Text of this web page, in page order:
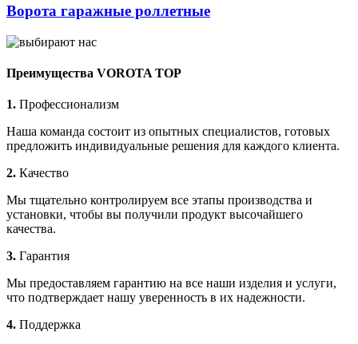
Ворота гаражные роллетные
Преимущества VOROTA TOP
1. Профессионализм
Наша команда состоит из опытных специалистов, готовых
предложить индивидуальные решения для каждого клиента.
2. Качество
Мы тщательно контролируем все этапы производства и
установки, чтобы вы получили продукт высочайшего
качества.
3. Гарантия
Мы предоставляем гарантию на все наши изделия и услуги,
что подтверждает нашу уверенность в их надежности.
4. Поддержка